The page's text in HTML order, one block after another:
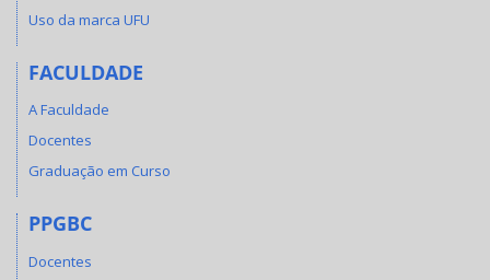
Uso da marca UFU
FACULDADE
A Faculdade
Docentes
Graduação em Curso
PPGBC
Docentes